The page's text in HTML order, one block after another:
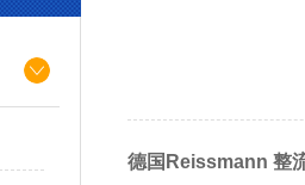
德国Reissmann 整